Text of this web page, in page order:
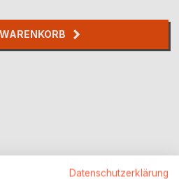
Datenschutzerklärung